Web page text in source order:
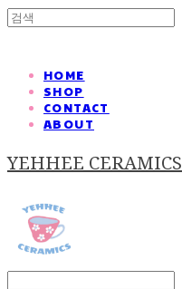
HOME
SHOP
CONTACT
ABOUT
YEHHEE CERAMICS